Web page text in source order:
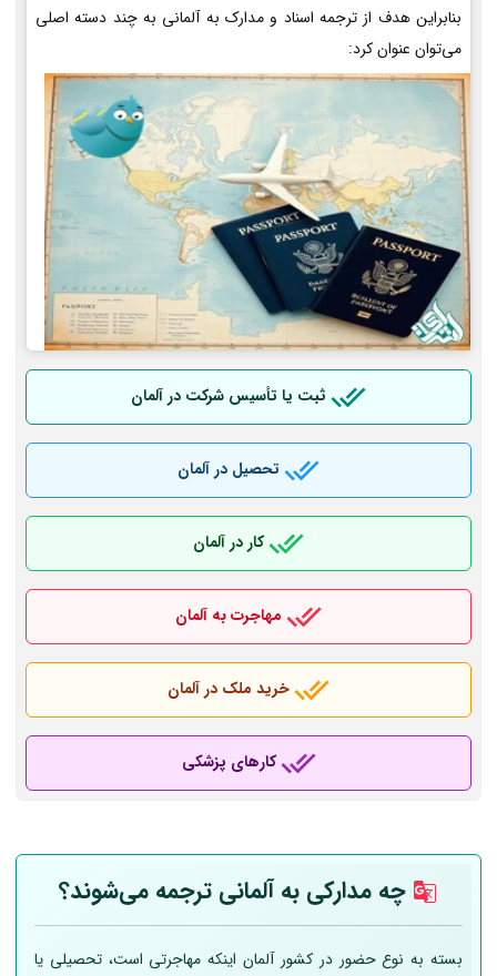
بنابراین هدف از ترجمه اسناد و مدارک به آلمانی به چند دسته اصلی
می‌توان عنوان کرد:
ثبت یا تأسیس شرکت در آلمان
تحصیل در آلمان
کار در آلمان
مهاجرت به آلمان
خرید ملک در آلمان
کارهای پزشکی
چه مدارکی بهآلمانی ترجمه می‌شوند؟
بسته به نوع حضور در کشور آلمان اینکه مهاجرتی است، تحصیلی یا